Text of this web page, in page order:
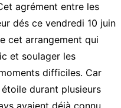
agrément entre les
dés ce vendredi 10 juin
cet arrangement qui
et soulager les
difficiles. Car
durant plusieurs